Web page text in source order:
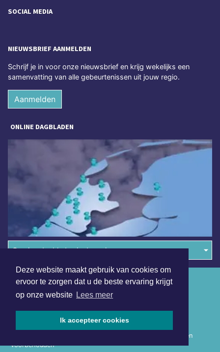
Deze website maakt gebruik van cookies om
ervoor te zorgen dat u de beste ervaring krijgt
op onze website Lees meer
Ik accepteer cookies
SOCIAL MEDIA
NIEUWSBRIEF AANMELDEN
Schrijf je in voor onze nieuwsbrief en krijg wekelijks een
samenvatting van alle gebeurtenissen uit jouw regio.
Aanmelden
ONLINE DAGBLADEN
Overige dagbladen in de regio
Copyright (c) 2026 | Nieuwsuitwestfriesland.nl - Alle rechten
voorbehouden
Algemene voorwaarden
Disclaimer